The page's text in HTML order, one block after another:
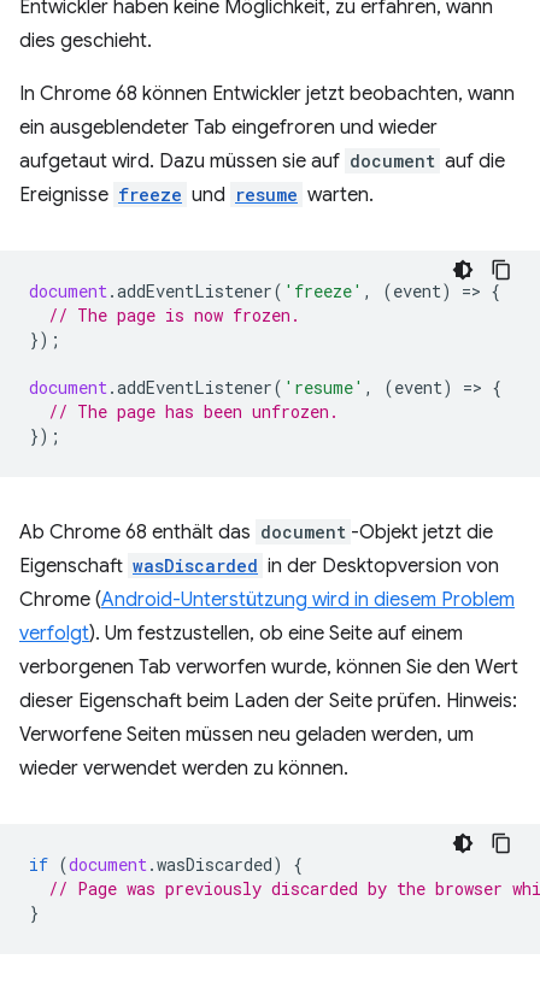
Entwickler haben keine Möglichkeit, zu erfahren, wann
dies geschieht.
In Chrome 68 können Entwickler jetzt beobachten, wann
ein ausgeblendeter Tab eingefroren und wieder
aufgetaut wird. Dazu müssen sie auf document auf die
Ereignisse freeze und resume warten.
document .addEventListener( 'freeze' , (event) => {
// The page is now frozen.
});
document .addEventListener( 'resume' , (event) => {
// The page has been unfrozen.
});
Ab Chrome 68 enthält das document -Objekt jetzt die
Eigenschaft wasDiscarded in der Desktopversion von
Chrome (Android-Unterstützung wird in diesem Problem
verfolgt). Um festzustellen, ob eine Seite auf einem
verborgenen Tab verworfen wurde, können Sie den Wert
dieser Eigenschaft beim Laden der Seite prüfen. Hinweis:
Verworfene Seiten müssen neu geladen werden, um
wieder verwendet werden zu können.
if (document .wasDiscarded)
{
// Page was previously discarded by the browser
}